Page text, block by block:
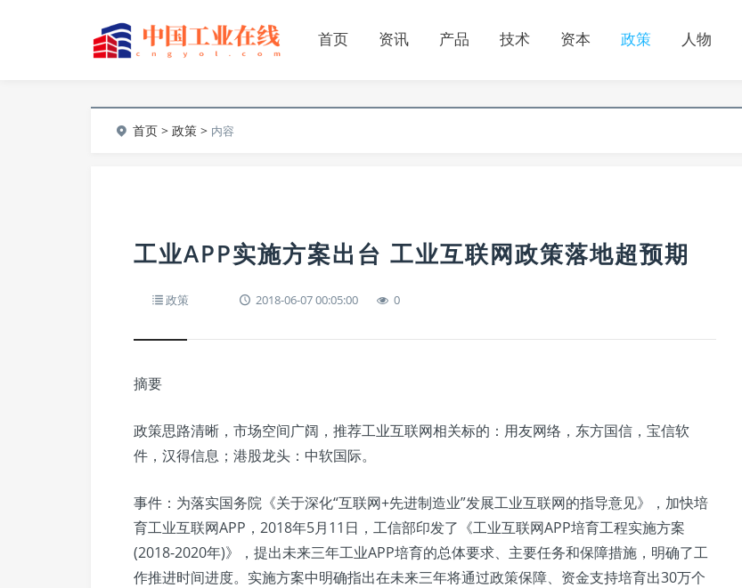
首页 资讯 产品 技术 资本 政策 人物
首页 >政策 > 内容
工业APP实施方案出台 工业互联网政策落地超预期
政策 2018-06-07 00:05:00 0
摘要
政策思路清晰，市场空间广阔，推荐工业互联网相关标的：用友网络，东方国信，宝信软
件，汉得信息；港股龙头：中软国际。
事件：为落实国务院《关于深化“互联网+先进制造业”发展工业互联网的指导意见》，加快培
育工业互联网APP，2018年5月11日，工信部印发了《工业互联网APP培育工程实施方案
(2018-2020年)》，提出未来三年工业APP培育的总体要求、主要任务和保障措施，明确了工
作推进时间进度。实施方案中明确指出在未来三年将通过政策保障、资金支持培育出30万个